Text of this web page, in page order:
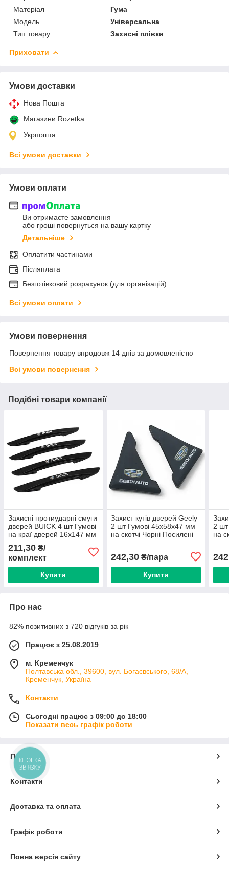
Матеріал
Гума
Мoдель
Універсальна
Тип товару
Захисні плівки
Приховати
Умови доставки
Нова Пошта
Магазини Rozetka
Укрпошта
Всі умови доставки
Умови оплати
Ви отримаєте замовлення
або гроші повернуться на вашу картку
Детальніше
Оплатити частинами
Післяплата
Безготівковий розрахунок (для організацій)
Всі умови оплати
Умови повернення
Повернення товару впродовж 14 днів за домовленістю
Всі умови повернення
Подібні товари компанії
Захисні протиударні смуги
дверей BUICK 4 шт Гумові
на краї дверей 16х147 мм
211,30 ₴/
комплект
Купити
Захист кутів дверей Geely
2 шт Гумові 45х58х47 мм
на скотчі Чорні Посилені
242,30₴/пара
Купити
2
на
Про нас
82% позитивних з 720 відгуків за рік
Працює з 25.08.2019
м. Кременчук
Полтавська обл., 39600, вул. Богаєвського, 68/А,
Кременчук, Україна
Контакти
Сьогодні працює з 09:00 до 18:00
Показати весь графік роботи
Про нас
Контакти
Доставка та оплата
Графік роботи
Повна версія сайту
КНОПКА
ЗВ'ЯЗКУ